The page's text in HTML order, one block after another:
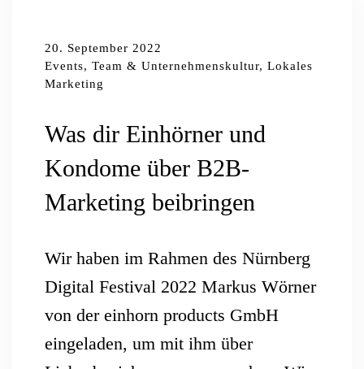
20. September 2022
Events, Team & Unternehmenskultur, Lokales
Marketing
Was dir Einhörner und
Kondome über B2B-
Marketing beibringen
Wir haben im Rahmen des Nürnberg
Digital Festival 2022 Markus Wörner
von der einhorn products GmbH
eingeladen, um mit ihm über